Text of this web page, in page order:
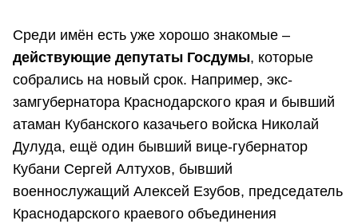
Среди имён есть уже хорошо знакомые –
действующие депутаты Госдумы, которые
собрались на новый срок. Например, экс-
замгубернатора Краснодарского края и бывший
атаман Кубанского казачьего войска Николай
Дулуда, ещё один бывший вице-губернатор
Кубани Сергей Алтухов, бывший
военнослужащий Алексей Езубов, председатель
Краснодарского краевого объединения